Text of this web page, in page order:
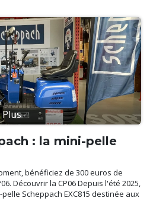
: la mini-pelle
bénéficiez de 300 euros de
Découvrir la CP06 Depuis l'été 2025,
Scheppach EXC815 destinée aux